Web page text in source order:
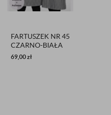
FARTUSZEK NR 45
CZARNO-BIAŁA
PEPITKA EA
69,00zł